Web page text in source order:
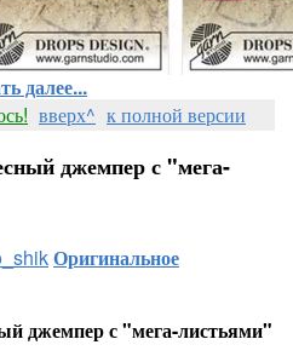
далее...
вверх^ к полной версии
джемпер с "мега-
Оригинальное
джемпер с "мега-листьями"